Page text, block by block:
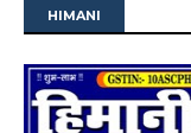
HIMANI